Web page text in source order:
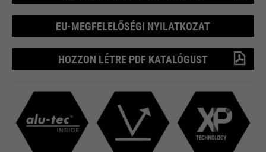
EU-MEGFELELŐSÉGI NYILATKOZAT
HOZZON LÉTRE PDF KATALÓGUST